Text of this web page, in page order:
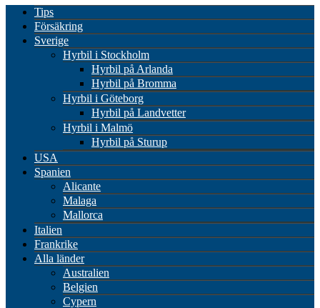
Tips
Försäkring
Sverige
Hyrbil i Stockholm
Hyrbil på Arlanda
Hyrbil på Bromma
Hyrbil i Göteborg
Hyrbil på Landvetter
Hyrbil i Malmö
Hyrbil på Sturup
USA
Spanien
Alicante
Malaga
Mallorca
Italien
Frankrike
Alla länder
Australien
Belgien
Cypern